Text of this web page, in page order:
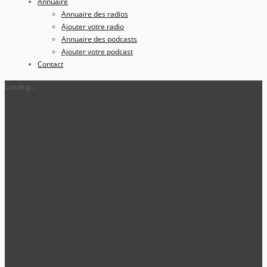
Annuaire des radios
Ajouter votre radio
Annuaire des podcasts
Ajouter votre podcast
Contact
Loading...